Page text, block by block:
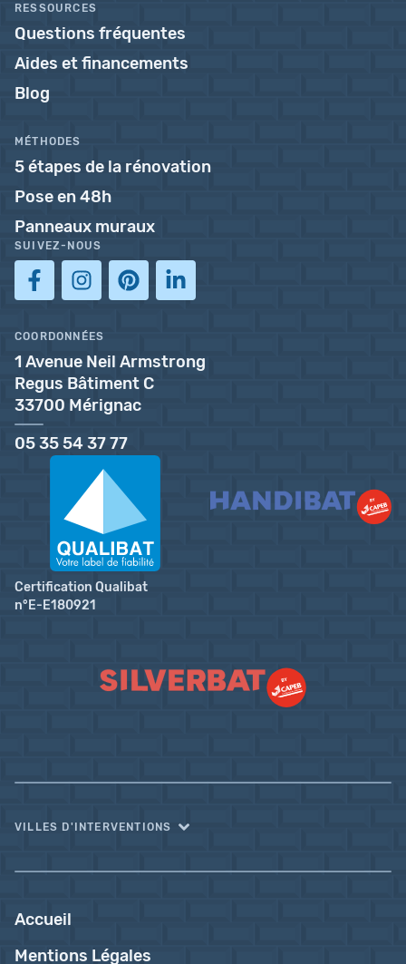
RESSOURCES
Questions fréquentes
Aides et financements
Blog
MÉTHODES
5 étapes de la rénovation
Pose en 48h
Panneaux muraux
SUIVEZ-NOUS
COORDONNÉES
1 Avenue Neil Armstrong
Regus Bâtiment C
33700 Mérignac
05 35 54 37 77
Certification Qualibat
n°E-E180921
VILLES D'INTERVENTIONS
Accueil
Mentions Légales